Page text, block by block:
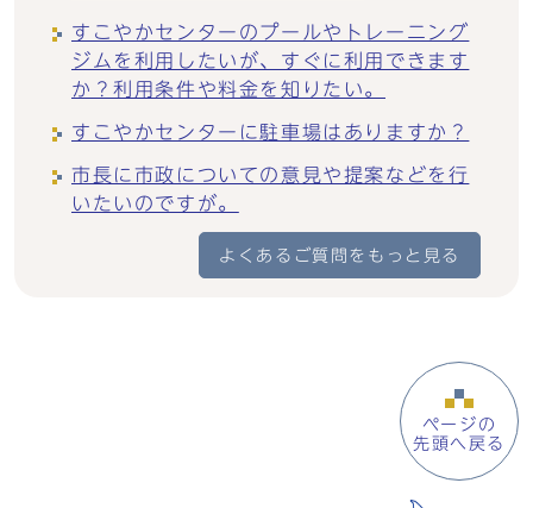
すこやかセンターのプールやトレーニング
ジムを利用したいが、すぐに利用できます
か？利用条件や料金を知りたい。
すこやかセンターに駐車場はありますか？
市長に市政についての意見や提案などを行
いたいのですが。
よくあるご質問をもっと見る
ページの
先頭へ戻る